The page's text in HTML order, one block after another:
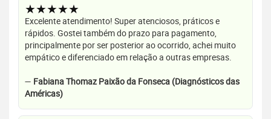
★★★★★
Excelente atendimento! Super atenciosos, práticos e
rápidos. Gostei também do prazo para pagamento,
principalmente por ser posterior ao ocorrido, achei muito
empático e diferenciado em relação a outras empresas.
— Fabiana Thomaz Paixão da Fonseca (Diagnósticos das
Américas)